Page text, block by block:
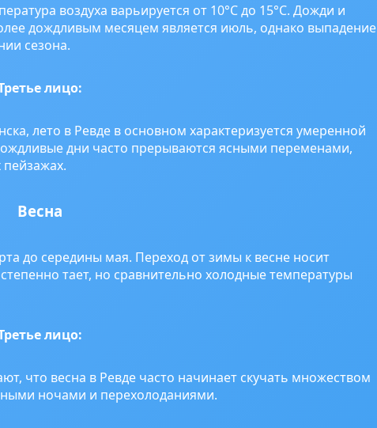
воздуха варьируется от 10°C до 15°C. Дожди и
дождливым месяцем является июль, однако выпадение
сезона.
лицо:
лето в Ревде в основном характеризуется умеренной
дни часто прерываются ясными переменами,
пейзажах.
Весна
до середины мая. Переход от зимы к весне носит
тает, но сравнительно холодные температуры
лицо:
что весна в Ревде часто начинает скучать множеством
ночами и перехолоданиями.